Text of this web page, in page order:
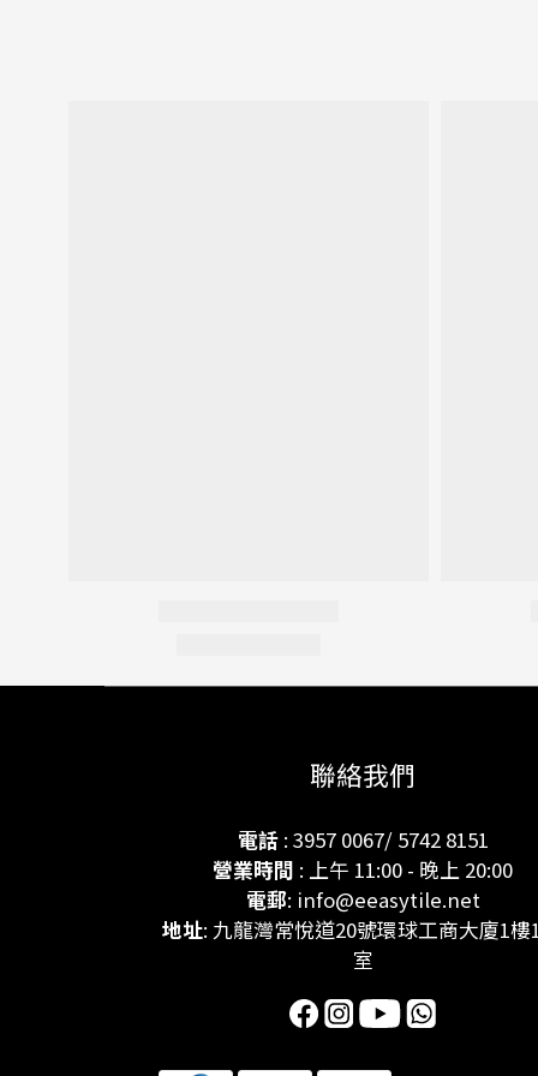
聯絡我們
電話: 3957 0067/ 5742 8151
營業時間 : 上午 11:00 - 晚上 20:00
電郵: info@eeasytile.net
地址: 九龍灣常悅道20號環球工商大廈1樓
室